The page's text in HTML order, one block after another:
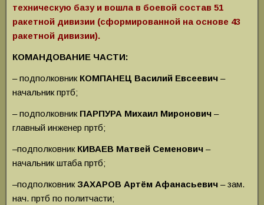
техническую базу и вошла в боевой состав 51
ракетной дивизии (сформированной на основе 43
ракетной дивизии).
КОМАНДОВАНИЕ ЧАСТИ:
– подполковник КОМПАНЕЦ Василий Евсеевич –
начальник пртб;
– подполковник ПАРПУРА Михаил Миронович –
главный инженер пртб;
–подполковник КИВАЕВ Матвей Семенович –
начальник штаба пртб;
–подполковник ЗАХАРОВ Артём Афанасьевич – зам.
нач. пртб по политчасти;